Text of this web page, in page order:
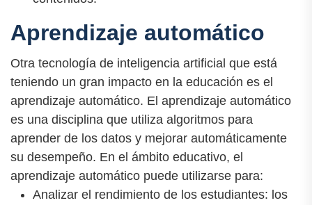
Aprendizaje automático
Otra tecnología de inteligencia artificial que está
teniendo un gran impacto en la educación es el
aprendizaje automático. El aprendizaje automático
es una disciplina que utiliza algoritmos para
aprender de los datos y mejorar automáticamente
su desempeño. En el ámbito educativo, el
aprendizaje automático puede utilizarse para:
Analizar el rendimiento de los estudiantes: los